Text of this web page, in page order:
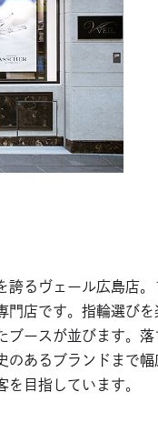
誇るヴェール広島店
門店です。指輪選びを
ブースが並びます。落
あるブランドまで幅
目指しています。